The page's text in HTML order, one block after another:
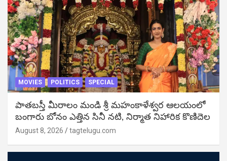
MOVIES POLITICS SPECIAL
పాతబస్తీ మీరాలం మండి శ్రీ మహంకాళేశ్వర ఆలయంలో
బంగారు బోనం ఎత్తిన సినీ నటి, నిర్మాత నిహారిక కొణిదెల
August 8, 2026 tagtelugu.com